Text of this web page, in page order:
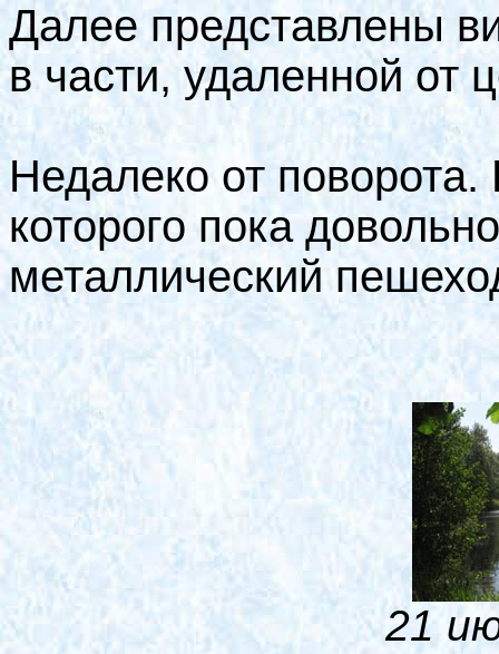
Далее представлены
в части, удаленной от
Недалеко от
которого пока
металлический
21